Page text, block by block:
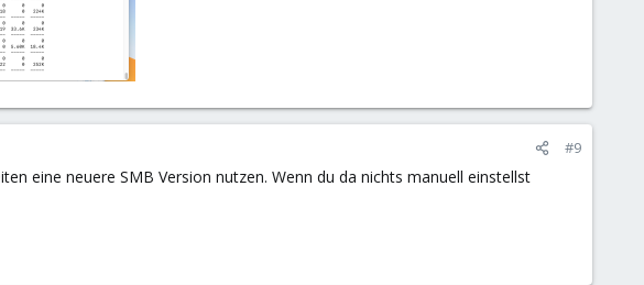
#9
eine neuere SMB Version nutzen. Wenn du da nichts manuell einstellst